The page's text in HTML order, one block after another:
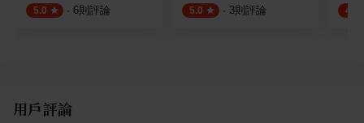
5.0 · 6則評論 5.0 · 3則評論 4.8
用戶評論